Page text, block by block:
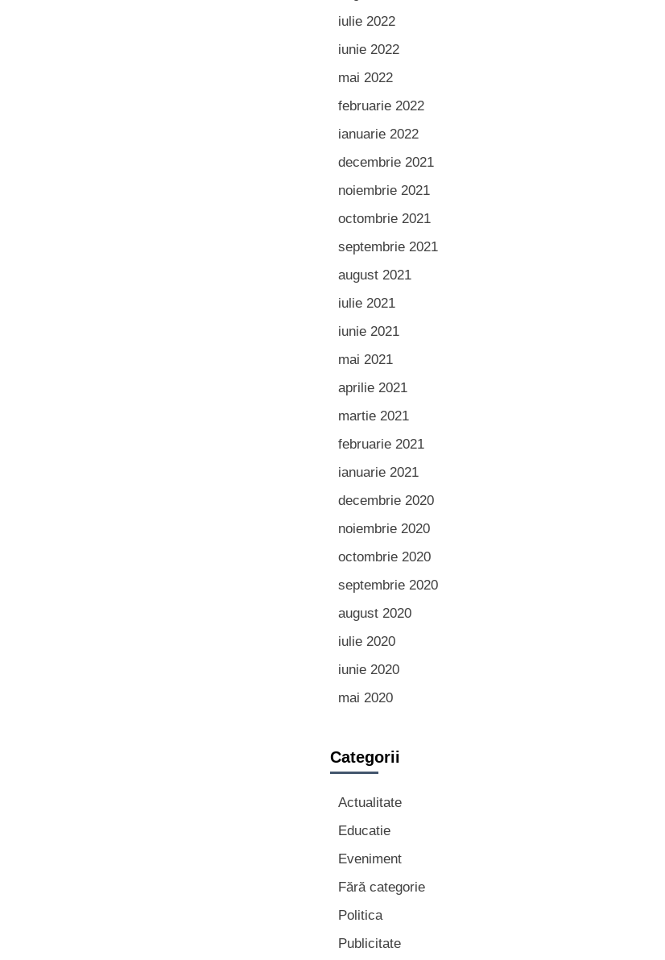
iulie 2022
iunie 2022
mai 2022
februarie 2022
ianuarie 2022
decembrie 2021
noiembrie 2021
octombrie 2021
septembrie 2021
august 2021
iulie 2021
iunie 2021
mai 2021
aprilie 2021
martie 2021
februarie 2021
ianuarie 2021
decembrie 2020
noiembrie 2020
octombrie 2020
septembrie 2020
august 2020
iulie 2020
iunie 2020
mai 2020
Categorii
Actualitate
Educatie
Eveniment
Fără categorie
Politica
Publicitate